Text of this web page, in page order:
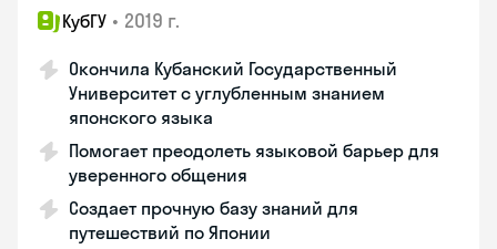
КубГУ • 2019 г.
Окончила Кубанский Государственный
Университет с углубленным знанием
японского языка
Помогает преодолеть языковой барьер для
уверенного общения
Создает прочную базу знаний для
путешествий по Японии